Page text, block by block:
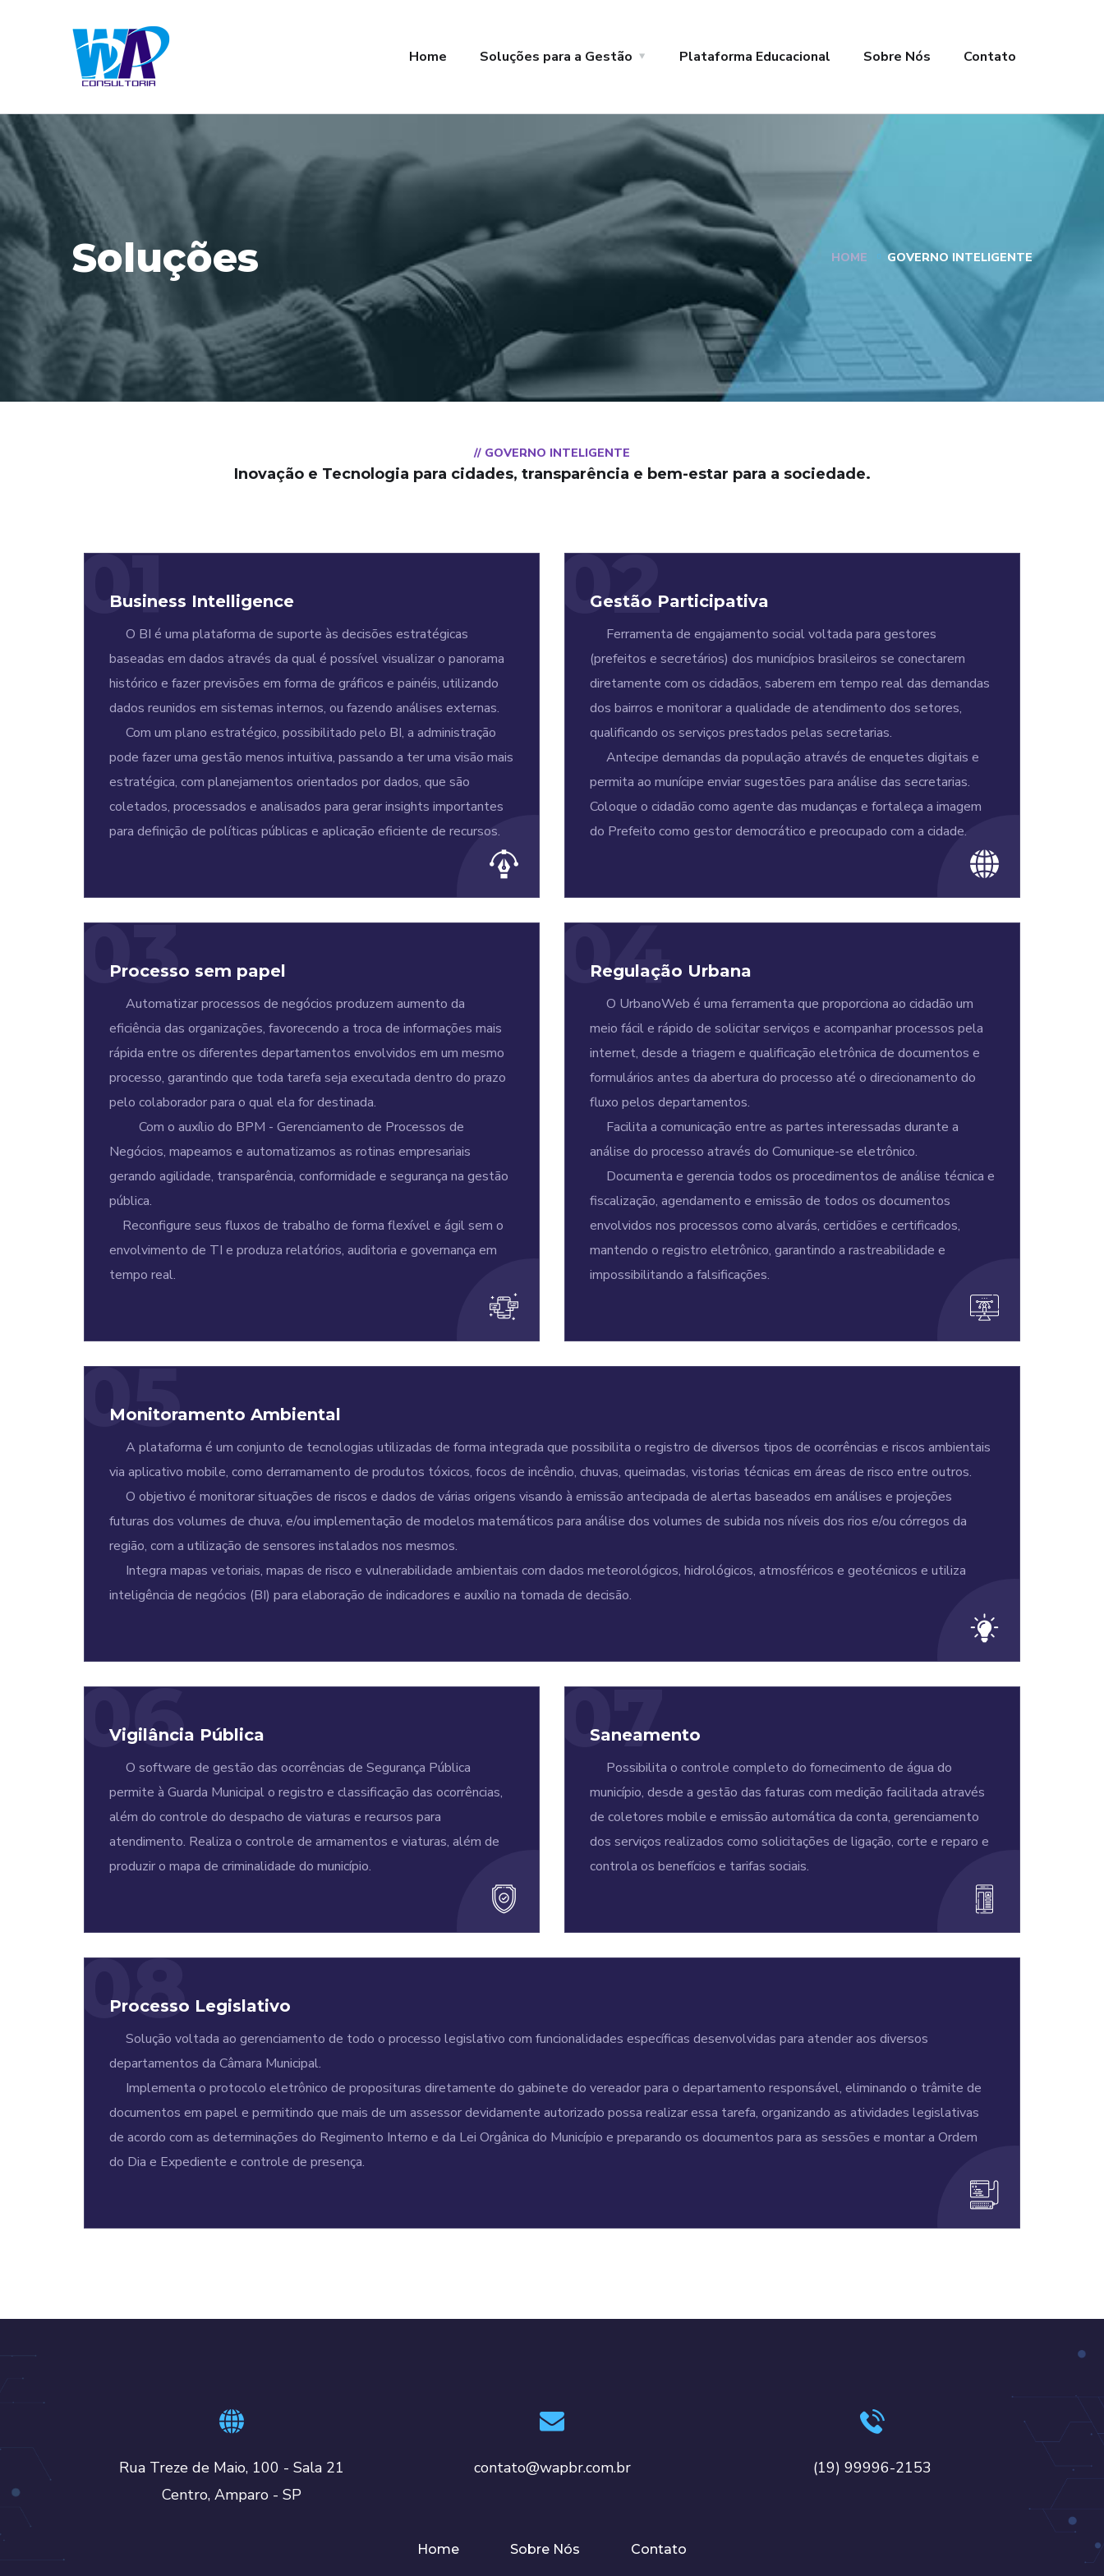
Home Soluções para a Gestão Plataforma Educacional Sobre Nós Contato
Soluções HOME GOVERNO INTELIGENTE
// GOVERNO INTELIGENTE
Inovação e Tecnologia para cidades, transparência e bem-estar para a sociedade.
01
Business Intelligence
O BI é uma plataforma de suporte às decisões estratégicas
baseadas em dados através da qual é possível visualizar o panorama
histórico e fazer previsões em forma de gráficos e painéis, utilizando
dados reunidos em sistemas internos, ou fazendo análises externas.
Com um plano estratégico, possibilitado pelo BI, a administração
pode fazer uma gestão menos intuitiva, passando a ter uma visão mais
estratégica, com planejamentos orientados por dados, que são
coletados, processados e analisados para gerar insights importantes
para definição de políticas públicas e aplicação eficiente de recursos.
02
Gestão Participativa
Ferramenta de engajamento social voltada para gestores
(prefeitos e secretários) dos municípios brasileiros se conectarem
diretamente com os cidadãos, saberem em tempo real das demandas
dos bairros e monitorar a qualidade de atendimento dos setores,
qualificando os serviços prestados pelas secretarias.
Antecipe demandas da população através de enquetes digitais e
permita ao munícipe enviar sugestões para análise das secretarias.
Coloque o cidadão como agente das mudanças e fortaleça a imagem
do Prefeito como gestor democrático e preocupado com a cidade.
03
Processo sem papel
Automatizar processos de negócios produzem aumento da
eficiência das organizações, favorecendo a troca de informações mais
rápida entre os diferentes departamentos envolvidos em um mesmo
processo, garantindo que toda tarefa seja executada dentro do prazo
pelo colaborador para o qual ela for destinada.
Com o auxílio do BPM - Gerenciamento de Processos de
Negócios, mapeamos e automatizamos as rotinas empresariais
gerando agilidade, transparência, conformidade e segurança na gestão
pública.
Reconfigure seus fluxos de trabalho de forma flexível e ágil sem o
envolvimento de TI e produza relatórios, auditoria e governança em
tempo real.
04
Regulação Urbana
O UrbanoWeb é uma ferramenta que proporciona ao cidadão um
meio fácil e rápido de solicitar serviços e acompanhar processos pela
internet, desde a triagem e qualificação eletrônica de documentos e
formulários antes da abertura do processo até o direcionamento do
fluxo pelos departamentos.
Facilita a comunicação entre as partes interessadas durante a
análise do processo através do Comunique-se eletrônico.
Documenta e gerencia todos os procedimentos de análise técnica e
fiscalização, agendamento e emissão de todos os documentos
envolvidos nos processos como alvarás, certidões e certificados,
mantendo o registro eletrônico, garantindo a rastreabilidade e
impossibilitando a falsificações.
05
Monitoramento Ambiental
A plataforma é um conjunto de tecnologias utilizadas de forma integrada que possibilita o registro de diversos tipos de ocorrências e riscos ambientais
via aplicativo mobile, como derramamento de produtos tóxicos, focos de incêndio, chuvas, queimadas, vistorias técnicas em áreas de risco entre outros.
O objetivo é monitorar situações de riscos e dados de várias origens visando à emissão antecipada de alertas baseados em análises e projeções
futuras dos volumes de chuva, e/ou implementação de modelos matemáticos para análise dos volumes de subida nos níveis dos rios e/ou córregos da
região, com a utilização de sensores instalados nos mesmos.
Integra mapas vetoriais, mapas de risco e vulnerabilidade ambientais com dados meteorológicos, hidrológicos, atmosféricos e geotécnicos e utiliza
inteligência de negócios (BI) para elaboração de indicadores e auxílio na tomada de decisão.
06
Vigilância Pública
O software de gestão das ocorrências de Segurança Pública
permite à Guarda Municipal o registro e classificação das ocorrências,
além do controle do despacho de viaturas e recursos para
atendimento. Realiza o controle de armamentos e viaturas, além de
produzir o mapa de criminalidade do município.
07
Saneamento
Possibilita o controle completo do fornecimento de água do
município, desde a gestão das faturas com medição facilitada através
de coletores mobile e emissão automática da conta, gerenciamento
dos serviços realizados como solicitações de ligação, corte e reparo e
controla os benefícios e tarifas sociais.
08
Processo Legislativo
Solução voltada ao gerenciamento de todo o processo legislativo com funcionalidades específicas desenvolvidas para atender aos diversos
departamentos da Câmara Municipal.
Implementa o protocolo eletrônico de proposituras diretamente do gabinete do vereador para o departamento responsável, eliminando o trâmite de
documentos em papel e permitindo que mais de um assessor devidamente autorizado possa realizar essa tarefa, organizando as atividades legislativas
de acordo com as determinações do Regimento Interno e da Lei Orgânica do Município e preparando os documentos para as sessões e montar a Ordem
do Dia e Expediente e controle de presença.
Rua Treze de Maio, 100 - Sala 21
Centro, Amparo - SP
contato@wapbr.com.br (19) 99996-2153
Home Sobre Nós Contato